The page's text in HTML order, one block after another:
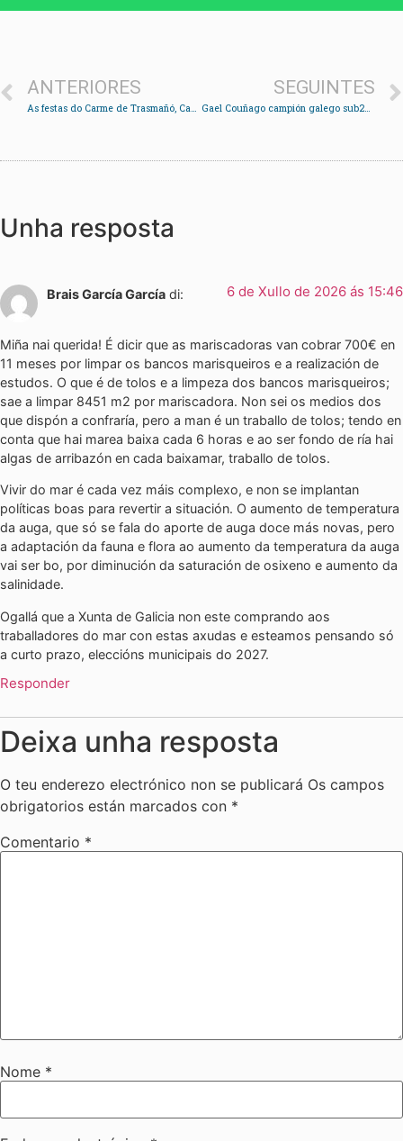
ANTERIORES SEGUINTES
Gael Couñago campión galego sub20 en salto de altura e Guilherme Vicente subcampión en lonxitude
Unha resposta
Brais García García di: 6 de Xullo de 2026 ás 15:46
Miña nai querida! É dicir que as mariscadoras van cobrar 700€ en
11 meses por limpar os bancos marisqueiros e a realización de
estudos. O que é de tolos e a limpeza dos bancos marisqueiros;
sae a limpar 8451 m2 por mariscadora. Non sei os medios dos
que dispón a confraría, pero a man é un traballo de tolos; tendo en
conta que hai marea baixa cada 6 horas e ao ser fondo de ría hai
algas de arribazón en cada baixamar, traballo de tolos.
Vivir do mar é cada vez máis complexo, e non se implantan
políticas boas para revertir a situación. O aumento de temperatura
da auga, que só se fala do aporte de auga doce más novas, pero
a adaptación da fauna e flora ao aumento da temperatura da auga
vai ser bo, por diminución da saturación de osixeno e aumento da
salinidade.
Ogallá que a Xunta de Galicia non este comprando aos
traballadores do mar con estas axudas e esteamos pensando só
a curto prazo, eleccións municipais do 2027.
Responder
Deixa unha resposta
O teu enderezo electrónico non se publicará Os campos
obrigatorios están marcados con *
Comentario *
Nome *